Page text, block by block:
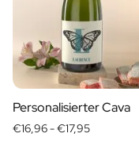
Geschenk für Ihn
Geschenk für Mama
Geschenk für Papa
Werbegeschenke
Gaststättengewerbe
Private-Label-Spirituosen
Uber Uns
Personalisierter Cava
€16,96 -€17,95